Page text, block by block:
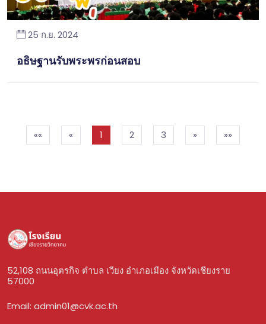
25 ก.ย. 2024
อธิษฐานรับพระพรก่อนสอบ
«« « 1 2 3 » »»
52,108 ถนนอุตรกิจ ตำบล เวียง อำเภอเมือง จังหวัดเชียงราย
57000
Email: admin01@cvk.ac.th